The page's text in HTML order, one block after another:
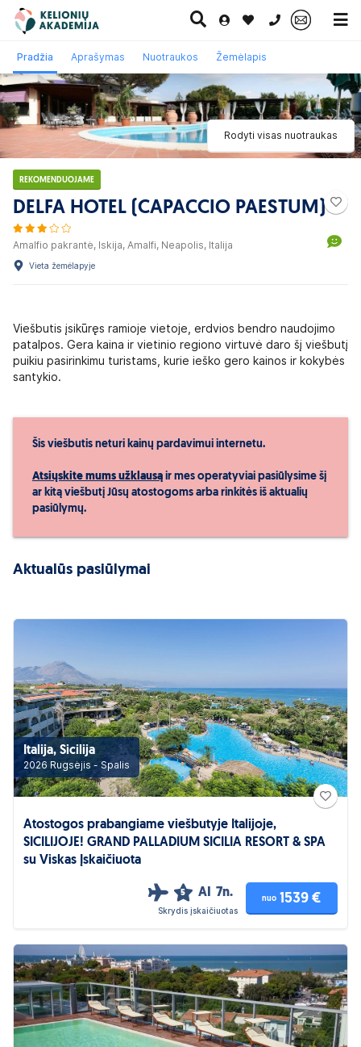
0 700 11007
Paskutinė
minutė
Pažintinės
kelionės
Egzotinės
kelionės
Kruizai
Rodyti visas nuotraukas
REKOMENDUOJAME
DELFA HOTEL (CAPACCIO PAESTUM)
Amalfio pakrantė, Iskija, Amalfi, Neapolis, Italija
Vieta žemėlapyje
Viešbutis įsikūręs ramioje vietoje, erdvios bendro naudojimo
patalpos. Gera kaina ir vietinio regiono virtuvė daro šį viešbutį
puikiu pasirinkimu turistams, kurie ieško gero kainos ir kokybės
santykio.
Pradžia Aprašymas Nuotraukos Žemėlapis
Šis viešbutis neturi kainų pardavimui internetu.
Atsiųskite mums užklausą ir mes operatyviai pasiūlysime šį
ar kitą viešbutį Jūsų atostogoms arba rinkitės iš aktualių
pasiūlymų.
Aktualūs pasiūlymai
Italija, Sicilija
2026 Rugsėjis - Spalis
Atostogos prabangiame viešbutyje Italijoje,
SICILIJOJE! GRAND PALLADIUM SICILIA RESORT & SPA
su Viskas Įskaičiuota
5 AI 7n.
Skrydis įskaičiuotas
nuo 1539 €